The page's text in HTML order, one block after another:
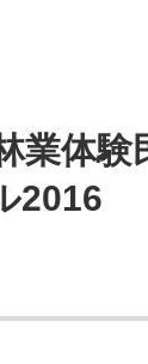
業体
2016